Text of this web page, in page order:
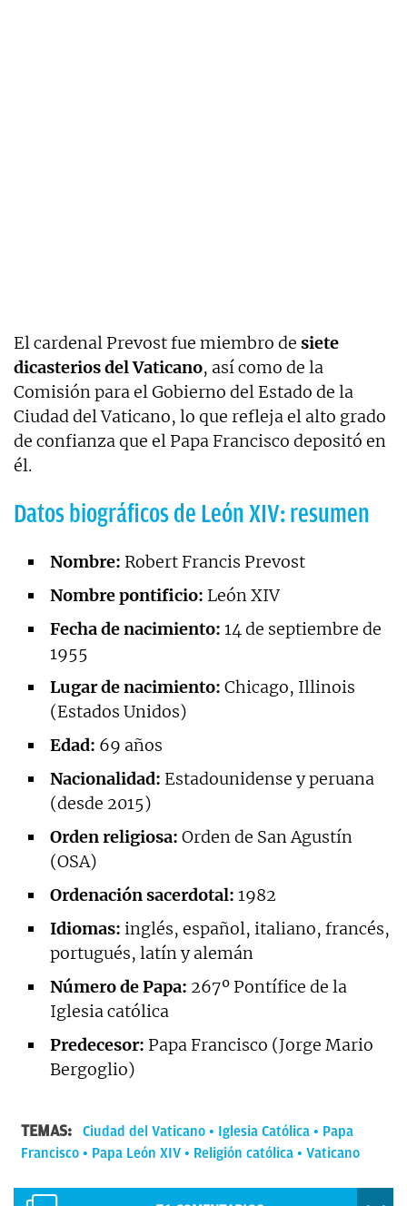
El cardenal Prevost fue miembro de siete
dicasterios del Vaticano, así como de la
Comisión para el Gobierno del Estado de la
Ciudad del Vaticano, lo que refleja el alto grado
de confianza que el Papa Francisco depositó en
él.
Datos biográficos de León XIV: resumen
Nombre: Robert Francis Prevost
Nombre pontificio: León XIV
Fecha de nacimiento: 14 de septiembre de
1955
Lugar de nacimiento: Chicago, Illinois
(Estados Unidos)
Edad: 69 años
Nacionalidad: Estadounidense y peruana
(desde 2015)
Orden religiosa: Orden de San Agustín
(OSA)
Ordenación sacerdotal: 1982
Idiomas: inglés, español, italiano, francés,
portugués, latín y alemán
Número de Papa: 267º Pontífice de la
Iglesia católica
Predecesor: Papa Francisco (Jorge Mario
Bergoglio)
TEMAS: Ciudad del Vaticano Iglesia Católica
Papa
Francisco
Papa León XIV Religión católica Vaticano